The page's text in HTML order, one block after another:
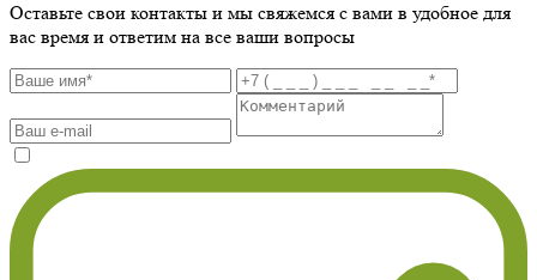
Оставьте свои контакты и мы свяжемся с вами в удобное для
вас время и ответим на все ваши вопросы